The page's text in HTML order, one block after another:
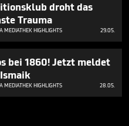
droht das
Trauma
MEDIATHEK HIGHLIGHTS 29.05.
bei 1860! Jetzt meldet
MEDIATHEK HIGHLIGHTS 28.05.